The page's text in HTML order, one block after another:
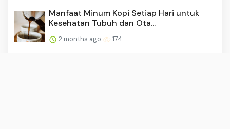
Manfaat Minum Kopi Setiap Hari untuk
Kesehatan Tubuh dan Ota...
2 months ago 174